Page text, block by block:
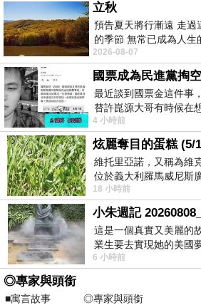
事情有前因後果、動機目的
果。
我從不在你給的選項裡佔據選
因為再喜歡一個團體，也不一
中的這個主唱
後來邊顧及生計及夥伴們的工
實也許正因為這樣，沒有人會
想清楚的每個過程。
其實現實生活中已經把個人的
了，
只是偶爾我們都有這種時刻，
想要違逆大人遏止聲音公開的
承認不承認，其實很矛盾的。
立秋
預告夏天將行漸遠 走過
的季節 無常已成為人
舒心 轉眼驟成昨日 而明
2026-08-07
最近談到國票金這件事
替許崑源大哥有時候在
其實就是想要國庫通黨
4 小時前
炫麗奪目的蛋糕 (5/
維托里亞諾，又稱為維
位於義大利羅馬威尼斯
用以紀念統一義大利統
18 小時前
這是一個真實又美麗的
業生要去實現她的美國
情況下，靠著自我努力
6 小時前
◎專家與頭銜
■寓言故事 ◎專家與頭銜